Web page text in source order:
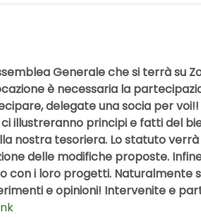
Generale che si terrà su
è necessaria la
delegate una socia per voi!!
illustreranno principi e fatti del
nostra tesoriera. Lo statuto
delle modifiche proposte.
con i loro progetti. Naturalmente
e opinioni! Intervenite e